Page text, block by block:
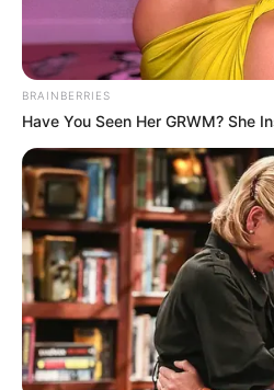
BRAINBERRIES
Have You Seen Her GRWM? She